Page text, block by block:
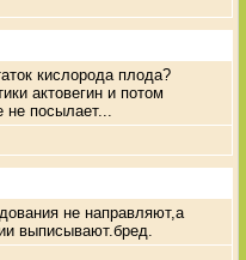
кислорода плода?
актовегин и потом
посылает...
не направляют,а
выписывают.бред.